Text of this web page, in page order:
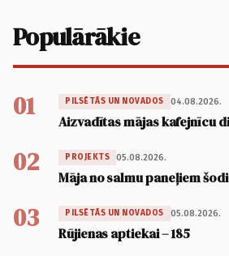
Populārākie
01 PILSĒTĀS UN NOVADOS 04.08.2026.
Aizvadītas mājas kafejnīcu
02 PROJEKTS 05.08.2026.
Māja no salmu paneļiem
03 PILSĒTĀS UN NOVADOS 05.08.2026.
Rūjienas aptiekai – 185